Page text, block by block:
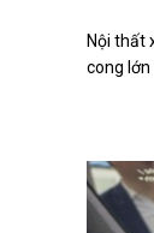
Nội thất
cong lớn